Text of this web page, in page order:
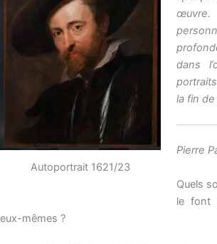
Autoportrait 1621/23
dans
la fin de
Pierre
Quels
le font
eux-mêmes ?